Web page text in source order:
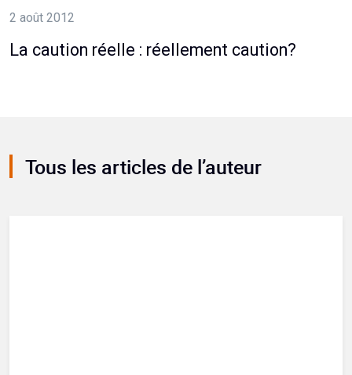
2 août 2012
La caution réelle : réellement caution?
Tous les articles de l’auteur